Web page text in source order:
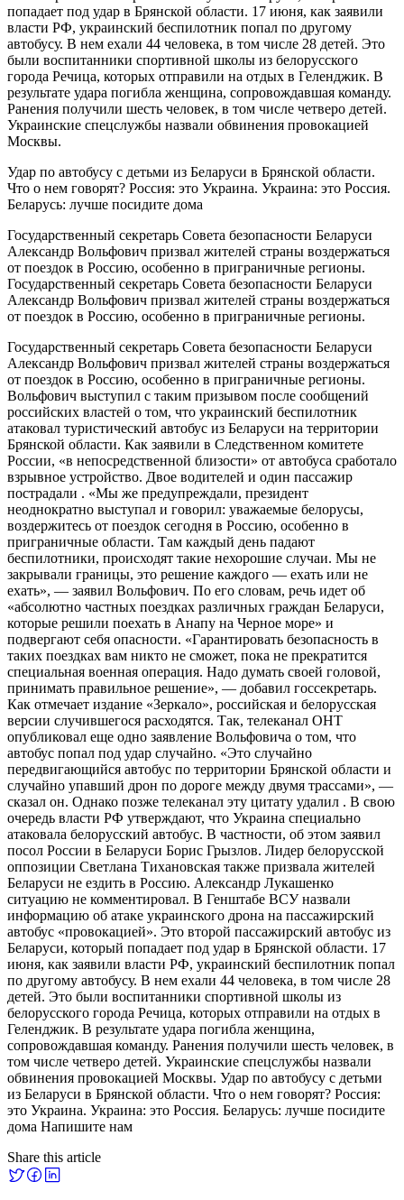
попадает под удар в Брянской области. 17 июня, как заявили
власти РФ, украинский беспилотник попал по другому
автобусу. В нем ехали 44 человека, в том числе 28 детей. Это
были воспитанники спортивной школы из белорусского
города Речица, которых отправили на отдых в Геленджик. В
результате удара погибла женщина, сопровождавшая команду.
Ранения получили шесть человек, в том числе четверо детей.
Украинские спецслужбы назвали обвинения провокацией
Москвы.
Удар по автобусу с детьми из Беларуси в Брянской области.
Что о нем говорят? Россия: это Украина. Украина: это Россия.
Беларусь: лучше посидите дома
Государственный секретарь Совета безопасности Беларуси
Александр Вольфович призвал жителей страны воздержаться
от поездок в Россию, особенно в приграничные регионы.
Государственный секретарь Совета безопасности Беларуси
Александр Вольфович призвал жителей страны воздержаться
от поездок в Россию, особенно в приграничные регионы.
Государственный секретарь Совета безопасности Беларуси
Александр Вольфович призвал жителей страны воздержаться
от поездок в Россию, особенно в приграничные регионы.
Вольфович выступил с таким призывом после сообщений
российских властей о том, что украинский беспилотник
атаковал туристический автобус из Беларуси на территории
Брянской области. Как заявили в Следственном комитете
России, «в непосредственной близости» от автобуса сработало
взрывное устройство. Двое водителей и один пассажир
пострадали . «Мы же предупреждали, президент
неоднократно выступал и говорил: уважаемые белорусы,
воздержитесь от поездок сегодня в Россию, особенно в
приграничные области. Там каждый день падают
беспилотники, происходят такие нехорошие случаи. Мы не
закрывали границы, это решение каждого — ехать или не
ехать», — заявил Вольфович. По его словам, речь идет об
«абсолютно частных поездках различных граждан Беларуси,
которые решили поехать в Анапу на Черное море» и
подвергают себя опасности. «Гарантировать безопасность в
таких поездках вам никто не сможет, пока не прекратится
специальная военная операция. Надо думать своей головой,
принимать правильное решение», — добавил госсекретарь.
Как отмечает издание «Зеркало», российская и белорусская
версии случившегося расходятся. Так, телеканал ОНТ
опубликовал еще одно заявление Вольфовича о том, что
автобус попал под удар случайно. «Это случайно
передвигающийся автобус по территории Брянской области и
случайно упавший дрон по дороге между двумя трассами», —
сказал он. Однако позже телеканал эту цитату удалил . В свою
очередь власти РФ утверждают, что Украина специально
атаковала белорусский автобус. В частности, об этом заявил
посол России в Беларуси Борис Грызлов. Лидер белорусской
оппозиции Светлана Тихановская также призвала жителей
Беларуси не ездить в Россию. Александр Лукашенко
ситуацию не комментировал. В Генштабе ВСУ назвали
информацию об атаке украинского дрона на пассажирский
автобус «провокацией». Это второй пассажирский автобус из
Беларуси, который попадает под удар в Брянской области. 17
июня, как заявили власти РФ, украинский беспилотник попал
по другому автобусу. В нем ехали 44 человека, в том числе 28
детей. Это были воспитанники спортивной школы из
белорусского города Речица, которых отправили на отдых в
Геленджик. В результате удара погибла женщина,
сопровождавшая команду. Ранения получили шесть человек, в
том числе четверо детей. Украинские спецслужбы назвали
обвинения провокацией Москвы. Удар по автобусу с детьми
из Беларуси в Брянской области. Что о нем говорят? Россия:
это Украина. Украина: это Россия. Беларусь: лучше посидите
дома Напишите нам
Share this article